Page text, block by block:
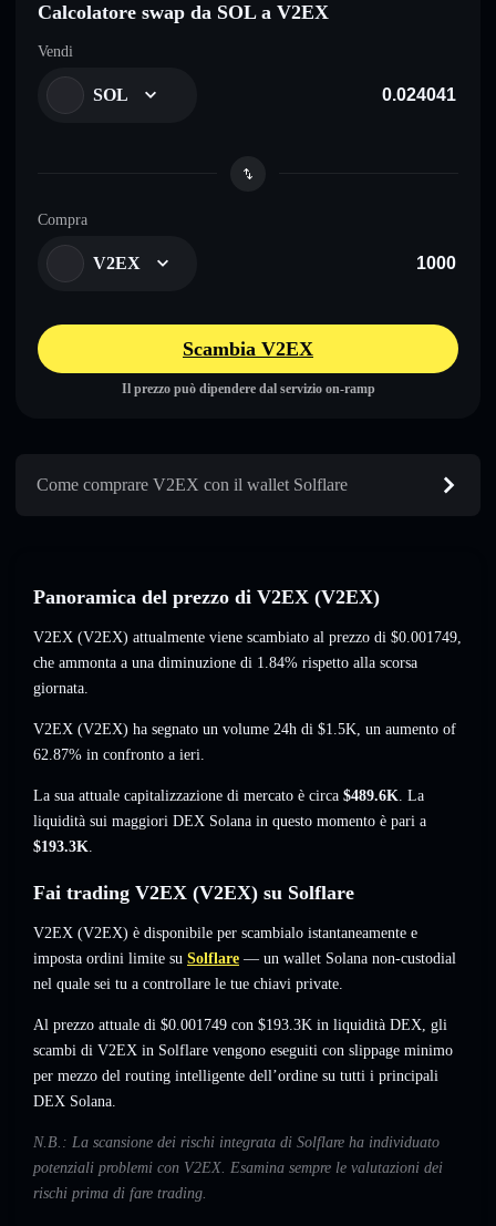
Calcolatore swap da SOL a V2EX
Vendi
SOL
Compra
V2EX
Scambia V2EX
Il prezzo può dipendere dal servizio on-ramp
Come comprare V2EX con il wallet Solflare
Panoramica del prezzo di V2EX (V2EX)
V2EX (V2EX) attualmente viene scambiato al prezzo di $0.001749,
che ammonta a una diminuzione di 1.84% rispetto alla scorsa
giornata.
V2EX (V2EX) ha segnato un volume 24h di $1.5K, un aumento of
62.87% in confronto a ieri.
La sua attuale capitalizzazione di mercato è circa $489.6K. La
liquidità sui maggiori DEX Solana in questo momento è pari a
$193.3K.
Fai trading V2EX (V2EX) su Solflare
V2EX (V2EX) è disponibile per scambialo istantaneamente e
imposta ordini limite su Solflare — un wallet Solana non-custodial
nel quale sei tu a controllare le tue chiavi private.
Al prezzo attuale di $0.001749 con $193.3K in liquidità DEX, gli
scambi di V2EX in Solflare vengono eseguiti con slippage minimo
per mezzo del routing intelligente dell’ordine su tutti i principali
DEX Solana.
N.B.: La scansione dei rischi integrata di Solflare ha individuato
potenziali problemi con V2EX. Esamina sempre le valutazioni dei
rischi prima di fare trading.